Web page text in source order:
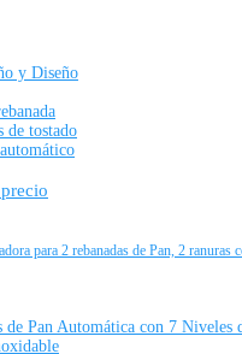
y Diseño
de tostado
para 2 rebanadas de Pan, 2 ranuras
de Pan Automática con 7